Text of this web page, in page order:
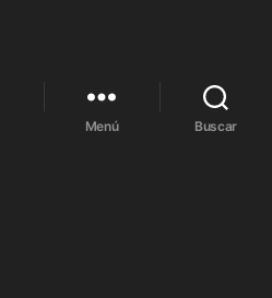
Menú Buscar